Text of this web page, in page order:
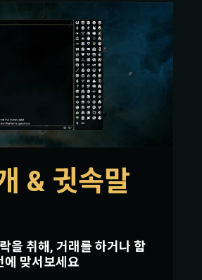
& 귓속말
을 취해, 거래를 하거나 함
에 맞서보세요